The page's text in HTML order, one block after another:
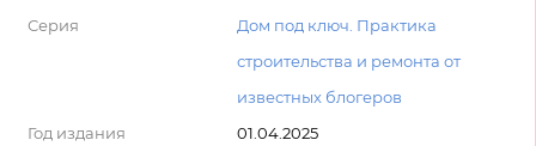
Серия
Дом под ключ. Практика
строительства и ремонта от
известных блогеров
Год издания
01.04.2025